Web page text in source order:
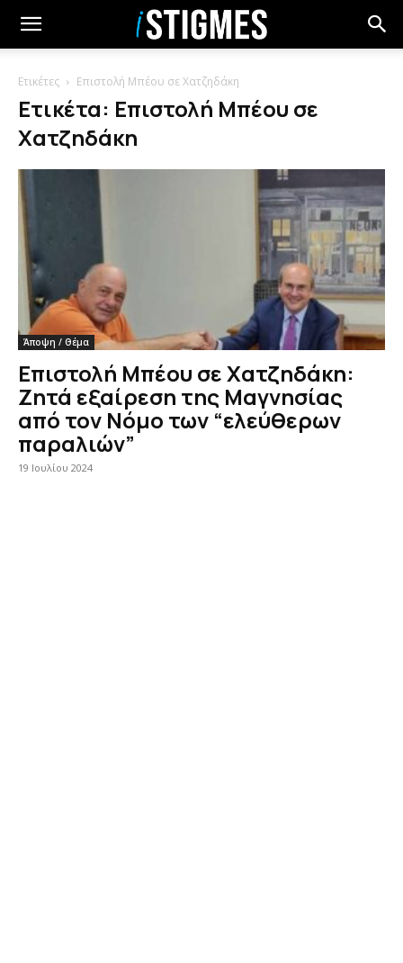
Ετικέτες Επιστολή Μπέου σε Χατζηδάκη
Ετικέτα: Επιστολή Μπέου σε
Χατζηδάκη
Άποψη / Θέμα
Επιστολή Μπέου σε Χατζηδάκη:
Ζητά εξαίρεση της Μαγνησίας
από τον Νόμο των “ελεύθερων
παραλιών”
19 Ιουλίου 2024